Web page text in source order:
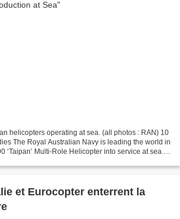
helicopters operating at sea. (all photos : RAN) 10
The Royal Australian Navy is leading the world in
‘Taipan’ Multi-Role Helicopter into service at sea.
et Eurocopter enterrent la